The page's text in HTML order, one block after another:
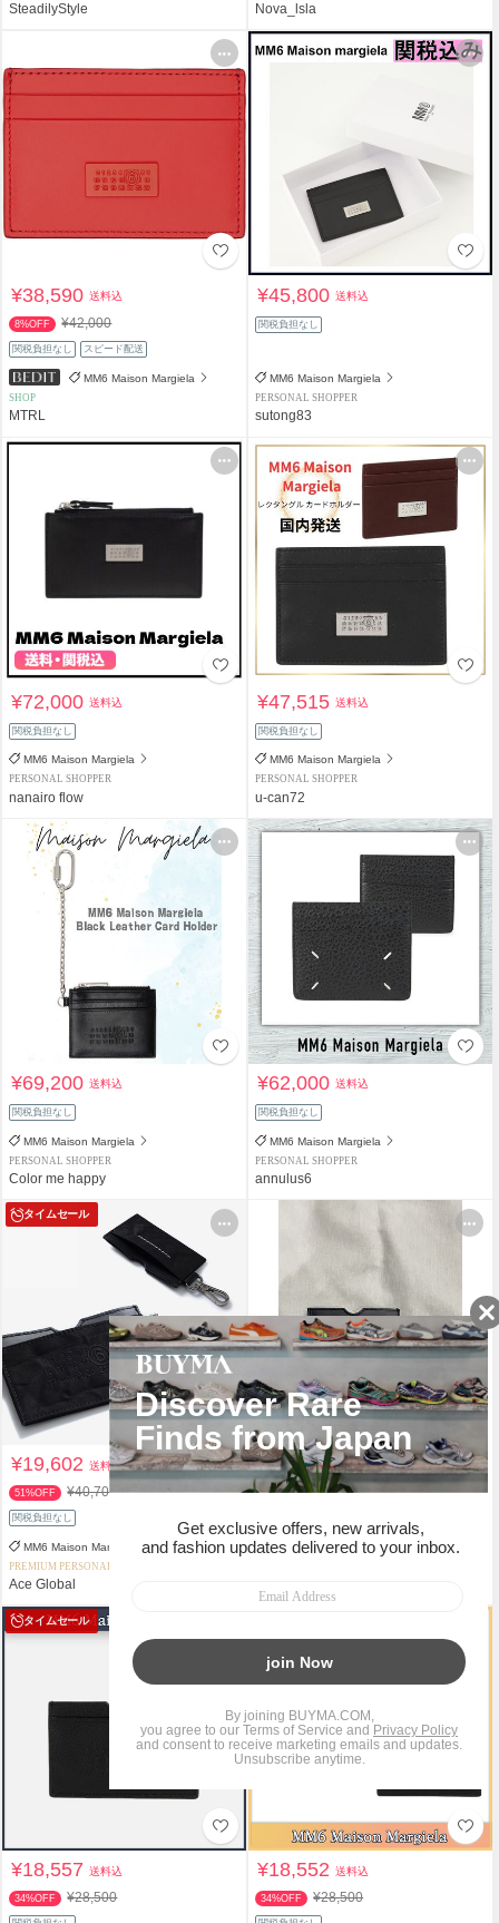
SteadilyStyle Nova_lsla
¥38,590送料込
8%OFF ¥42,000
関税負担なし スピード配送
MM6 Maison Margiela
SHOP
MTRL
¥45,800送料込
関税負担なし
MM6 Maison Margiela
PERSONAL SHOPPER
sutong83
¥72,000送料込
関税負担なし
MM6 Maison Margiela
PERSONAL SHOPPER
nanairo flow
¥47,515送料込
関税負担なし
MM6 Maison Margiela
PERSONAL SHOPPER
u-can72
¥69,200送料込
関税負担なし
MM6 Maison Margiela
PERSONAL SHOPPER
Color me happy
¥62,000送料込
関税負担なし
MM6 Maison Margiela
PERSONAL SHOPPER
annulus6
タイムセール
¥19,602送料込
51%OFF ¥40,700
関税負担なし
MM6 Maison Margiela
PREMIUM PERSONAL SHOPPER
Ace Global
¥27,780送料込
33%OFF ¥42,000
MM6 Maison Margiela
タイムセール
¥18,557送料込
34%OFF ¥28,500
¥18,552送料込
34%OFF ¥28,500